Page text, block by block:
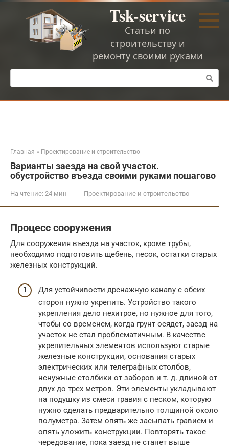
Перейти
Tsk-service
Статьи по
строительству и
ремонту своими руками
Поиск:
Главная » Проектирование и строительство
Варианты заезда на свой участок.
обустройство въезда своими руками пошагово
На чтение: 24 мин Проектирование и строительство
Процесс сооружения
Для сооружения въезда на участок, кроме трубы,
необходимо подготовить щебень, песок, остатки старых
железных конструкций.
Для устойчивости дренажную канаву с обеих
сторон нужно укрепить. Устройство такого
укрепления дело нехитрое, но нужное для того,
чтобы со временем, когда грунт осядет, заезд на
участок не стал проблематичным. В качестве
укрепительных элементов используют старые
железные конструкции, основания старых
электрических или телеграфных столбов,
ненужные столбики от заборов и т. д. длиной от
двух до трех метров. Эти элементы укладывают
на подушку из смеси гравия с песком, которую
нужно сделать предварительно толщиной около
полуметра. Затем опять же засыпать гравием и
опять уложить конструкции. Повторять такое
чередование, пока заезд не станет выше